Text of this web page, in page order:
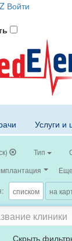
Войти
Услуги и
Тип
Еще
списком на
Скрыть